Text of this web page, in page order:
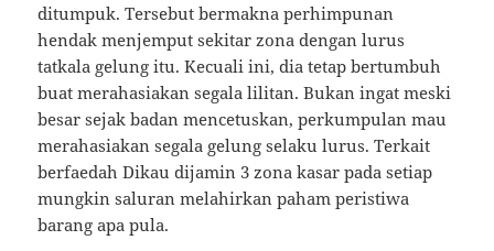
ditumpuk. Tersebut bermakna perhimpunan
hendak menjemput sekitar zona dengan lurus
tatkala gelung itu. Kecuali ini, dia tetap bertumbuh
buat merahasiakan segala lilitan. Bukan ingat meski
besar sejak badan mencetuskan, perkumpulan mau
merahasiakan segala gelung selaku lurus. Terkait
berfaedah Dikau dijamin 3 zona kasar pada setiap
mungkin saluran melahirkan paham peristiwa
barang apa pula.